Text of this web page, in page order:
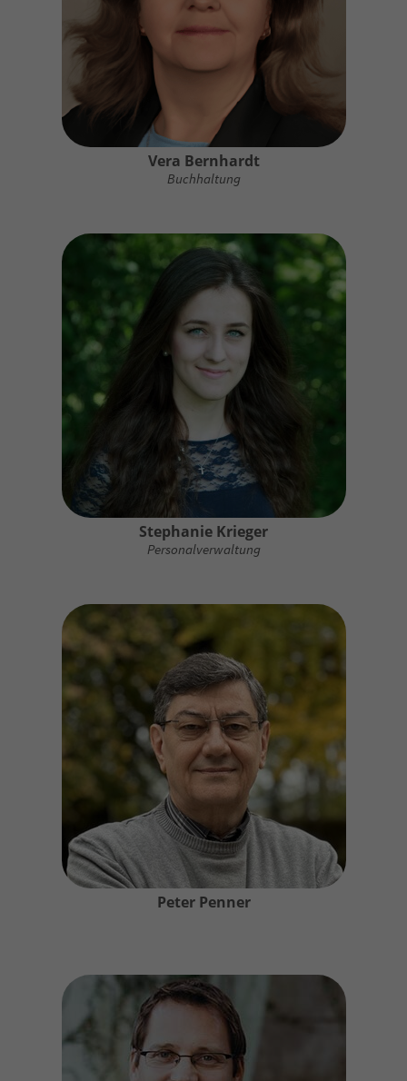
Vera Bernhardt
Buchhaltung
Stephanie Krieger
Personalverwaltung
Peter Penner